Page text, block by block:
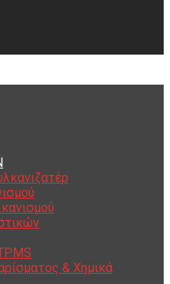
& Χημικά